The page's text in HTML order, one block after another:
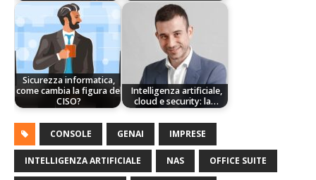
Sicurezza informatica,
come cambia la figura del
CISO?
Intelligenza artificiale,
cloud e security: la…
CONSOLE GENAI IMPRESE
INTELLIGENZA ARTIFICIALE NAS OFFICE SUITE